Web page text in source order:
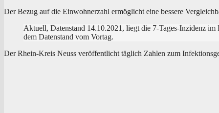
Der Bezug auf die Ein­woh­ner­zahl ermög­licht eine bes­se­re
Aktu­ell, Daten­stand 14.10.2021, liegt die 7‑Ta­ges-Inzi­denz im
dem Daten­stand vom Vortag.
Der Rhein-Kreis Neuss ver­öf­fent­licht täg­lich Zah­len zum